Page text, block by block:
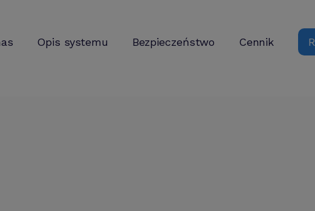
Opis systemu Bezpieczeństwo Cennik